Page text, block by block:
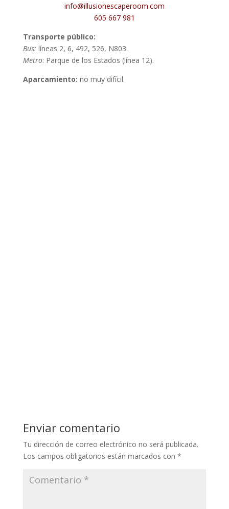
info@illusionescaperoom.com
605 667 981
Transporte público:
Bus: líneas 2, 6, 492, 526, N803.
Metro: Parque de los Estados (línea 12).
Aparcamiento: no muy difícil.
Enviar comentario
Tu dirección de correo electrónico no será publicada.
Los campos obligatorios están marcados con *